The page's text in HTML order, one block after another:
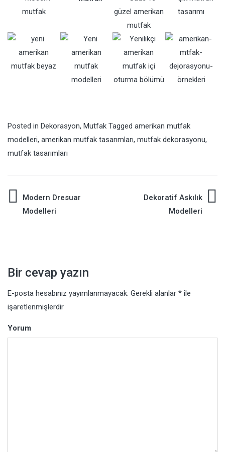
Posted in Dekorasyon, Mutfak Tagged amerikan mutfak
modelleri, amerikan mutfak tasarımları, mutfak dekorasyonu,
mutfak tasarımları
Yazı
Modern Dresuar
Modelleri
Dekoratif Askılık
Modelleri
Bir cevap yazın
E-posta hesabınız yayımlanmayacak. Gerekli alanlar * ile
işaretlenmişlerdir
Yorum